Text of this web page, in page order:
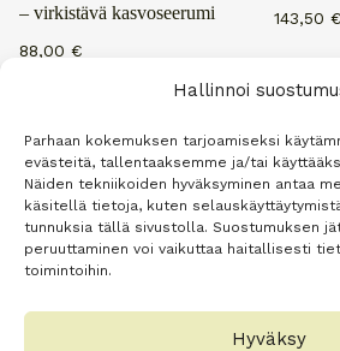
Hallinnoi
Parhaan kokemuksen tarjoamiseksi
evästeitä, tallentaaksemme ja/tai
Näiden tekniikoiden hyväksyminen antaa
käsitellä tietoja, kuten
tunnuksia tällä sivustolla. Suostumuksen
peruuttaminen voi vaikuttaa haitallisesti
toimintoihin.
Hyväksy
– virkistävä kasvoseerumi
88,00 €
143,50 €
200 ml